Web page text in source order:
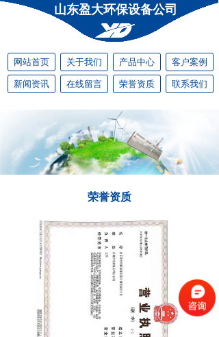
网站首页 关于我们 产品中心 客户案例
新闻资讯 在线留言 荣誉资质 联系我们
山东盈大环保设备公司
荣誉资质